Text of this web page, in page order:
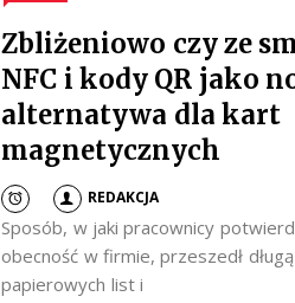
Zbliżeniowo czy ze
NFC i kody QR jako
alternatywa dla kart
magnetycznych
REDAKCJA
Sposób, w jaki pracownicy
obecność w firmie, przeszedł
papierowych list i